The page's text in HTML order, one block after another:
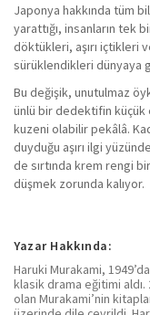
Japonya hakkında tüm
yarattığı, insanların
döktükleri, aşırı içtikleri
sürüklendikleri dünyaya
Bu değişik, unutulmaz
ünlü bir dedektifin küçük
kuzeni olabilir pekâlâ.
duyduğu aşırı ilgi
de sırtında krem rengi
düşmek zorunda kalıyor.
Yazar Hakkında:
Haruki Murakami,
klasik drama eğitimi aldı.
olan Murakami’nin